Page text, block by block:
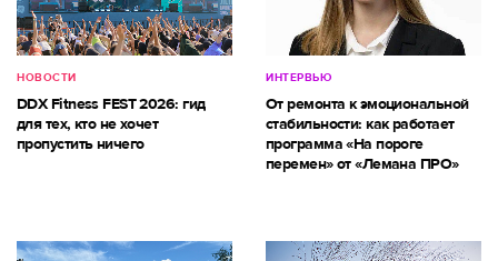
НОВОСТИ
DDX Fitness FEST 2026: гид
для тех, кто не хочет
пропустить ничего
ИНТЕРВЬЮ
От ремонта к эмоциональной
стабильности: как работает
программа «На пороге
перемен» от «Лемана ПРО»